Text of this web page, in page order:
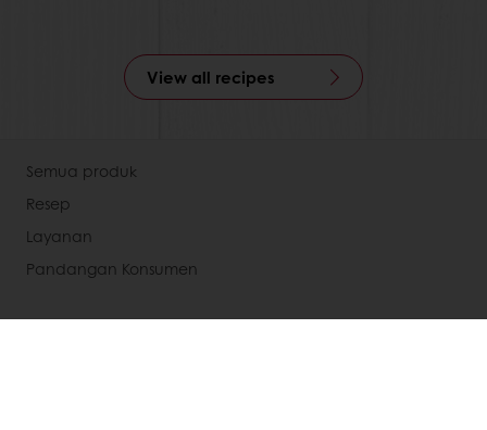
View all recipes
Semua produk
Resep
Layanan
Pandangan Konsumen